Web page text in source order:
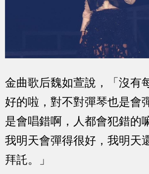
金曲歌后魏如萱說，「沒有
好的啦，對不對彈琴也是會
是會唱錯啊，人都會犯錯的
我明天會彈得很好，我明天
拜託。」